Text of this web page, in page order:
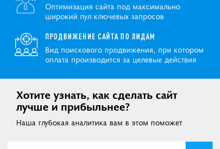
Оптимизация сайта под максимально
широкий пул ключевых запросов
ПРОДВИЖЕНИЕ САЙТА ПО ЛИДАМ
Вид поискового продвижения, при котором
оплата производится за целевые действия
Хотите узнать, как сделать сайт
лучше и прибыльнее?
Наша глубокая аналитика вам в этом поможет